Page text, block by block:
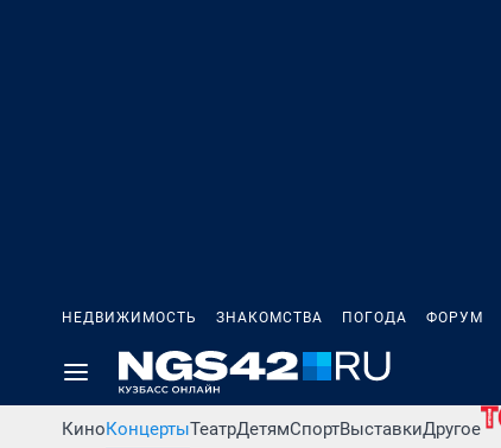
НЕДВИЖИМОСТЬ ЗНАКОМСТВА ПОГОДА ФОРУМ
КиноКонцертыТеатрДетямСпортВыставкиДругое